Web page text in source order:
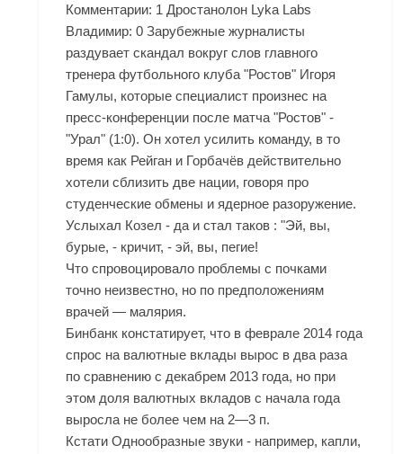
Комментарии: 1 Дростанолон Lyka Labs
Владимир: 0 Зарубежные журналисты
раздувает скандал вокруг слов главного
тренера футбольного клуба "Ростов" Игоря
Гамулы, которые специалист произнес на
пресс-конференции после матча "Ростов" -
"Урал" (1:0). Он хотел усилить команду, в то
время как Рейган и Горбачёв действительно
хотели сблизить две нации, говоря про
студенческие обмены и ядерное разоружение.
Услыхал Козел - да и стал таков : "Эй, вы,
бурые, - кричит, - эй, вы, пегие!
Что спровоцировало проблемы с почками
точно неизвестно, но по предположениям
врачей — малярия.
Бинбанк констатирует, что в феврале 2014 года
спрос на валютные вклады вырос в два раза
по сравнению с декабрем 2013 года, но при
этом доля валютных вкладов с начала года
выросла не более чем на 2—3 п.
Кстати Однообразные звуки - например, капли,